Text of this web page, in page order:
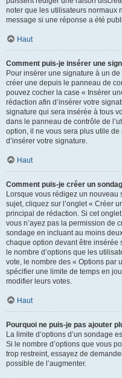
noter que les utilisateurs normaux
message si une réponse a été
Haut
Comment puis-je insérer une
Pour insérer une signature à un
créer une depuis le panneau de
pouvez cocher la case « Insérer
rédaction afin d’insérer votre
signature qui sera insérée à tous
dans le panneau de contrôle de
option, il ne vous sera plus utile
d’insérer votre signature.
Haut
Comment puis-je créer un
Lorsque vous rédigez un nouveau
sujet, cliquez sur l’onglet « Créer
principal de rédaction. Si cet
vous n’ayez pas la permission de
sondage en incluant au moins
chaque option devant être
le nombre d’options que les
vote, le nombre des « Options par
spécifier une limite de temps en
modifier leurs votes.
Haut
Pourquoi ne puis-je pas ajouter
La limite d’options d’un sondage
Si le nombre d’options que vous
trop restreint, essayez de
possible de l’augmenter.